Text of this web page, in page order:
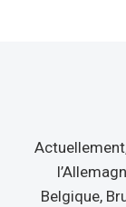
Belgique,